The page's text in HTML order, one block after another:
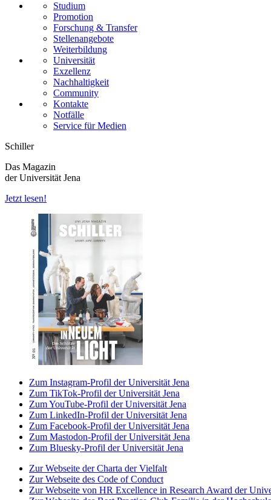
Studium
Promotion
Forschung & Transfer
Stellenangebote
Weiterbildung
Universität
Exzellenz
Nachhaltigkeit
Community
Kontakte
Notfälle
Service für Medien
Schiller
Das Magazin
der Universität Jena
Jetzt lesen!
Zum Instagram-Profil der Universität Jena
Zum TikTok-Profil der Universität Jena
Zum YouTube-Profil der Universität Jena
Zum LinkedIn-Profil der Universität Jena
Zum Facebook-Profil der Universität Jena
Zum Mastodon-Profil der Universität Jena
Zum Bluesky-Profil der Universität Jena
Zur Webseite der Charta der Vielfalt
Zur Webseite des Code of Conduct
Zur Webseite von HR Excellence in Research Award der